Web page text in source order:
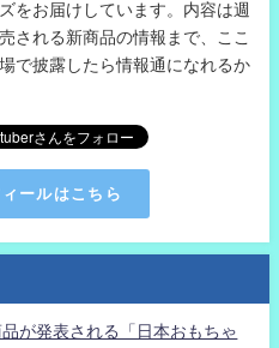
をお届けしています。内容は週
される新商品の情報まで、ここ
で披露したら情報通になれるか
ールはこちら
が発表される「日本おもちゃ